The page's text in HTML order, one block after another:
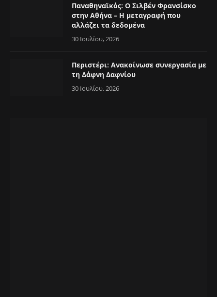
Παναθηναϊκός: Ο Σιλβέν Φρανσίσκο
στην Αθήνα – Η μεταγραφή που
αλλάζει τα δεδομένα
30 Ιουλίου, 2026
Περιστέρι: Ανακοίνωσε συνεργασία με
τη Δάφνη Δαφνίου
30 Ιουλίου, 2026